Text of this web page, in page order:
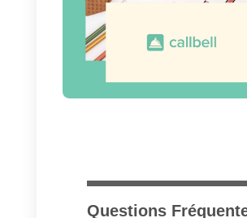
plus d’informations.